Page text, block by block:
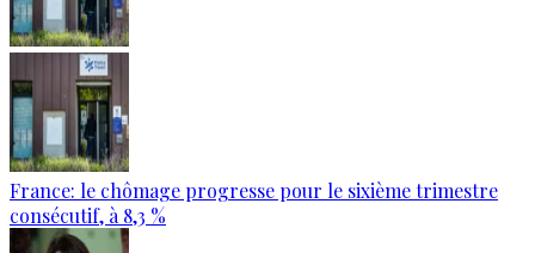
France: le chômage progresse pour le sixième trimestre
consécutif, à 8,3 %